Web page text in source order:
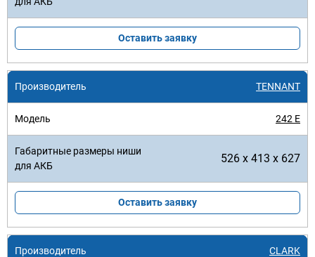
Оставить заявку
TENNANT
242 E
526 x 413 x 627
Оставить заявку
CLARK